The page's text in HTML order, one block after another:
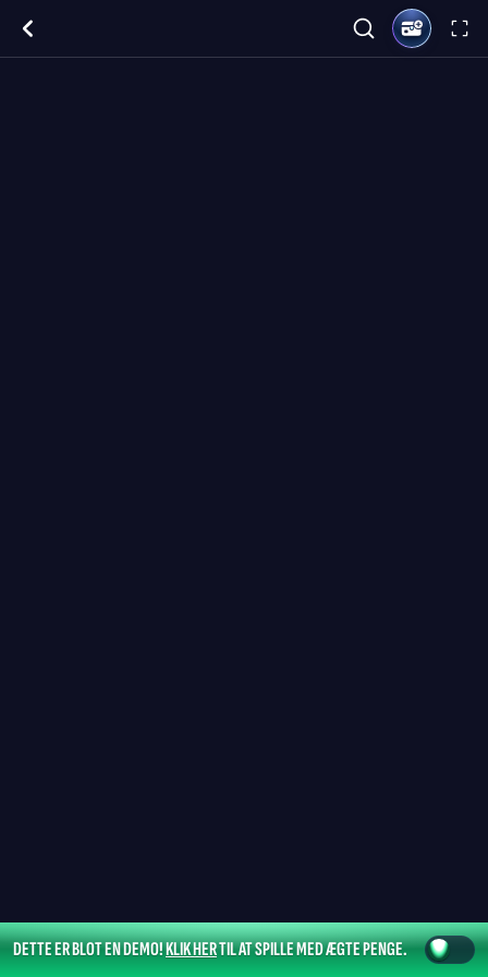
DETTE ER BLOT EN DEMO!KLIK HERTIL AT SPILLE MED ÆGTE PENGE.